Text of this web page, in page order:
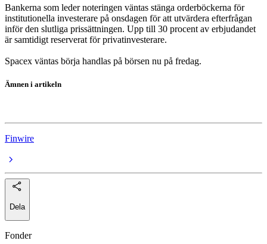
Bankerna som leder noteringen väntas stänga orderböckerna för
institutionella investerare på onsdagen för att utvärdera efterfrågan
inför den slutliga prissättningen. Upp till 30 procent av erbjudandet
är samtidigt reserverat för privatinvesterare.
Spacex väntas börja handlas på börsen nu på fredag.
Ämnen i artikeln
Finwire
Dela
Fonder